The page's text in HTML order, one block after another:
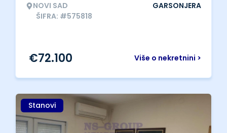
NOVI SAD
ŠIFRA: #575818
GARSONJERA
Više o nekretnini >
€72.100
Stanovi